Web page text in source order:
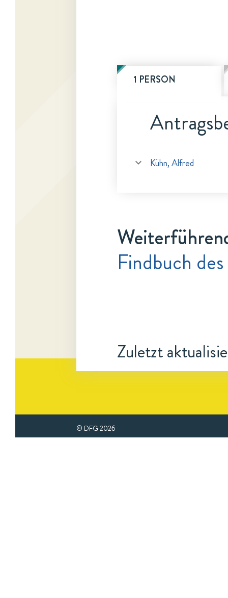
1 PERSON
Kühn, Alfred
Findbuch
Zuletzt
© DFG 2026